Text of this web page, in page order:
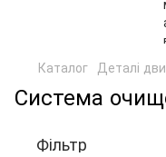
Каталог Деталі
Система
Фільтр